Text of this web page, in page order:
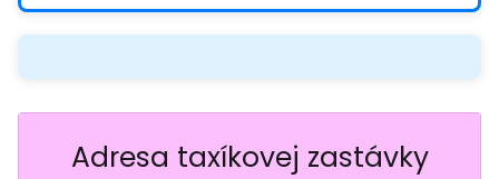
Adresa taxíkovej zastávky